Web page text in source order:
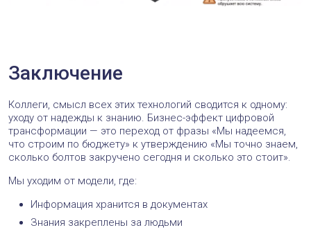
Заключение
Коллеги, смысл всех этих технологий сводится к одному:
уходу от надежды к знанию. Бизнес-эффект цифровой
трансформации — это переход от фразы «Мы надеемся,
что строим по бюджету» к утверждению «Мы точно знаем,
сколько болтов закручено сегодня и сколько это стоит».
Мы уходим от модели, где:
Информация хранится в документах
Знания закреплены за людьми